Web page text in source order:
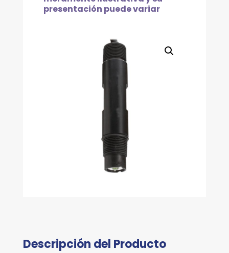
PTFE,
presentación puede variar
Descripción del Producto